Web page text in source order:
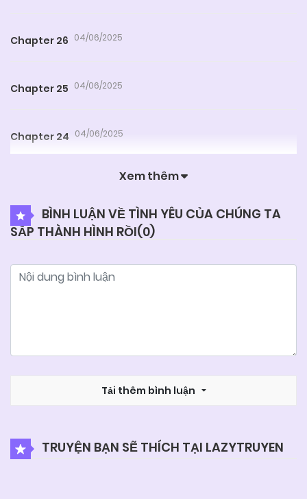
Chapter 26 04/06/2025
Chapter 25 04/06/2025
Chapter 24 04/06/2025
04/06/2025
Chapter 22 04/06/2025
Chapter 21 04/06/2025
Xem thêm
BÌNH LUẬN VỀ TÌNH YÊU CỦA CHÚNG TA
SẮP THÀNH HÌNH RỒI(0)
Tải thêm bình luận
TRUYỆN BẠN SẼ THÍCH TẠI LAZYTRUYEN